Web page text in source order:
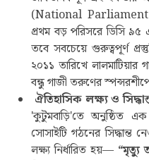
(National
প্রথম বড় পরিসরে ডিসি
তবে সবচেয়ে গুরুত্বপূর্ণ
২০১১ তারিখে লালমাটিয়ার
বন্ধু গাজী তরুণের
ঐতিহাসিক লক্ষ্যও
'কুটুমবাড়ি'তে অনুষ্ঠিত এক
সোসাইটি গঠনের সিদ্ধান্ত
লক্ষ্য নির্ধারিত হয়— “মৃত্যু